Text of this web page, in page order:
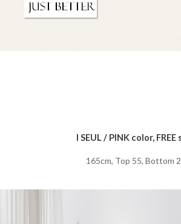
I SEUL / PINK color, FREE
165cm, Top 55, Bottom